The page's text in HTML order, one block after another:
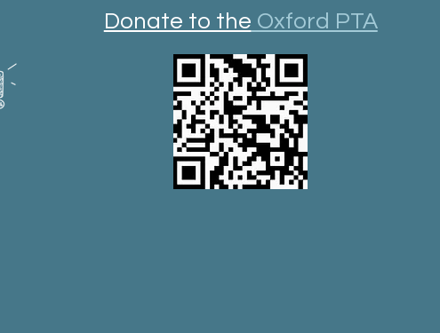
Donate to the Oxford PTA